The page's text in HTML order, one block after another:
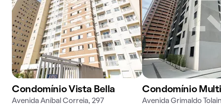
Condomínio Vista Bella
Avenida Aníbal Correia, 297
Condomínio
Avenida Grimaldo